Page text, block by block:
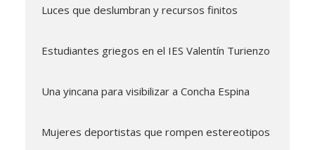
Luces que deslumbran y recursos finitos
Estudiantes griegos en el IES Valentín Turienzo
Una yincana para visibilizar a Concha Espina
Mujeres deportistas que rompen estereotipos